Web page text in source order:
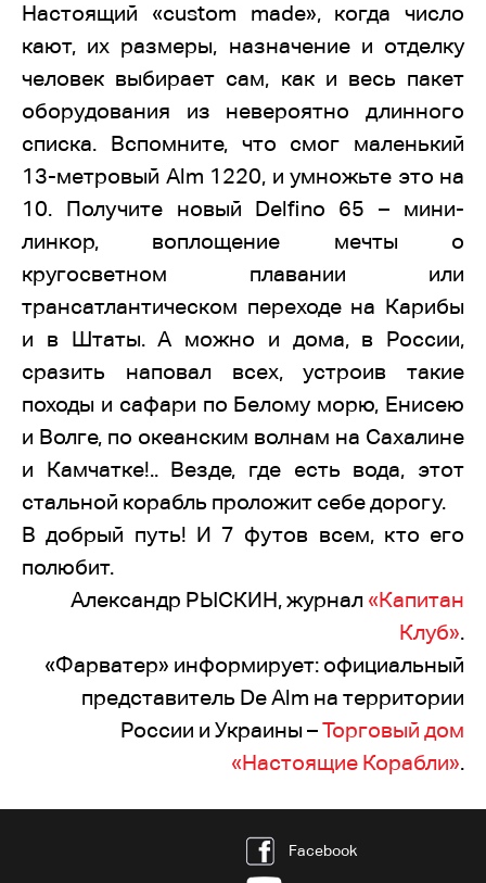
Настоящий «custom made», когда число
кают, их размеры, назначение и отделку
человек выбирает сам, как и весь пакет
оборудования из невероятно длинного
списка. Вспомните, что смог маленький
13-метровый Alm 1220, и умножьте это на
10. Получите новый Delfino 65 – мини-
линкор, воплощение мечты о
кругосветном плавании или
трансатлантическом переходе на Карибы
и в Штаты. А можно и дома, в России,
сразить наповал всех, устроив такие
походы и сафари по Белому морю, Енисею
и Волге, по океанским волнам на Сахалине
и Камчатке!.. Везде, где есть вода, этот
стальной корабль проложит себе дорогу.
В добрый путь! И 7 футов всем, кто его
полюбит.
Александр РЫСКИН, журнал «Капитан
Клуб».
«Фарватер» информирует: официальный
представитель De Alm на территории
России и Украины –Торговый дом
«Настоящие Корабли».
Facebook